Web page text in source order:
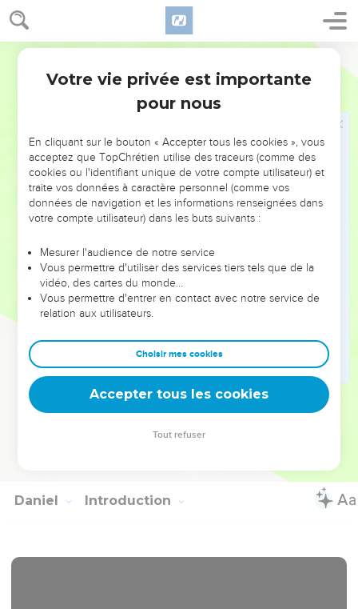
Ezéchiel 48
frontière sera depuis Thamar jusqu'aux eaux de Meriba de
Kadès, la rivière jusqu'à la grande mer.
C'est là le pays que vous partagerez par le sort, comme
le Seigneur, l'Éternel.
Et ce sont ici les issues de la ville : du côté du nord, une
mesure de quatre mille cinq cents coudées ;
et les portes de la ville seront selon les noms des tribus
d'Israël : trois portes vers le nord : la porte de Ruben, une ; la
Et vers le côté de l'orient, quatre mille cinq cents, et trois
portes : la porte de Joseph, une ; la porte de Benjamin, une ;
la porte de Dan, une.
33
coudées, et trois portes : la porte de Siméon, une ; la porte
d'Issacar, une ; la porte de Zabulon, une.
Du côté de l'occident, quatre mille cinq cents et leurs trois
portes : la porte de Gad, une ; la porte d'Aser, une ; la porte
Daniel Introduction
Votre vie privée est importante
pour nous
En cliquant sur le bouton « Accepter tous les cookies », vous
acceptez que TopChrétien utilise des traceurs (comme des
cookies ou l'identifiant unique de votre compte utilisateur) et
traite vos données à caractère personnel (comme vos
données de navigation et les informations renseignées dans
votre compte utilisateur) dans les buts suivants :
Mesurer l'audience de notre service
Vous permettre d'utiliser des services tiers tels que de la
vidéo, des cartes du monde…
Vous permettre d'entrer en contact avec notre service de
relation aux utilisateurs.
Choisir mes cookies
Accepter tous les cookies
Tout refuser